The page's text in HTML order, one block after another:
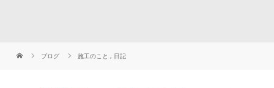
ブログ 施工のこと , 日記